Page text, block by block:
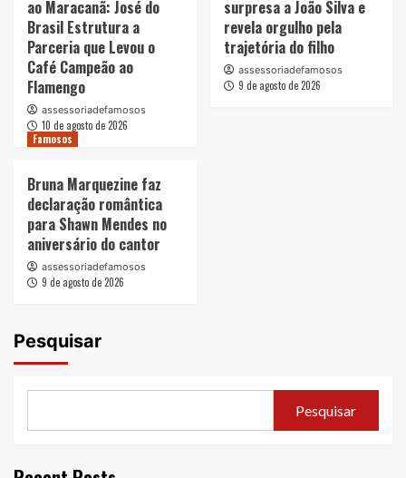
ao Maracanã: José do
Brasil Estrutura a
Parceria que Levou o
Café Campeão ao
Flamengo
assessoriadefamosos
10 de agosto de 2026
surpresa a João Silva e
revela orgulho pela
trajetória do filho
assessoriadefamosos
9 de agosto de 2026
Famosos
Bruna Marquezine faz
declaração romântica
para Shawn Mendes no
aniversário do cantor
assessoriadefamosos
9 de agosto de 2026
Pesquisar
Pesquisar